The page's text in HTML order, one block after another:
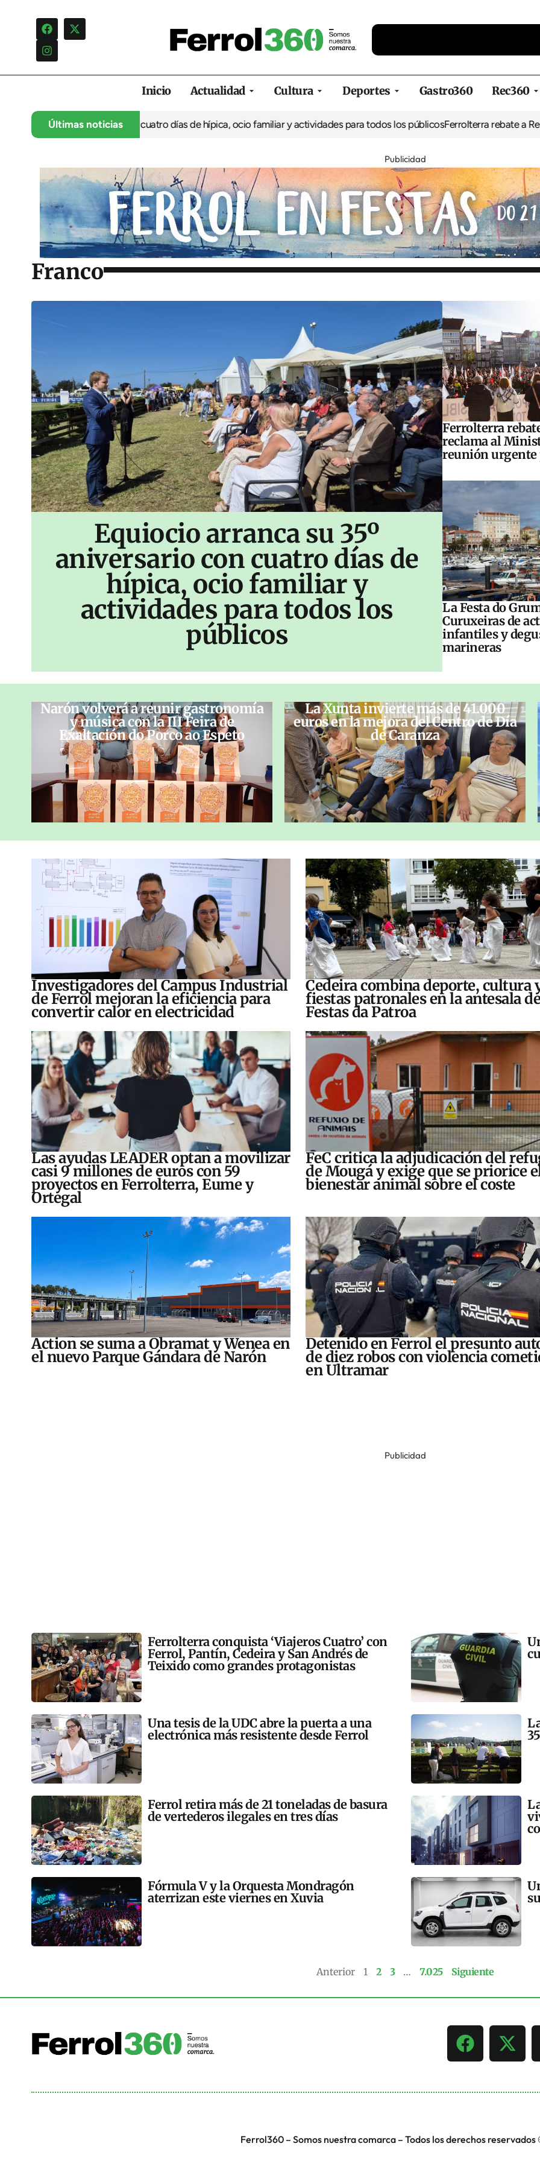
Inicio Actualidad Cultura Deportes Gastro360 Rec360
Últimas noticias
35º aniversario con cuatro días de hípica, ocio familiar y actividades para todos los públicosFerrolterra rebate a Renfe y
Publicidad
Franco
Equiocio arranca su 35º
aniversario con cuatro días de
hípica, ocio familiar y
actividades para todos los
públicos
Ferrolterra
reclama al
reunión urgente
La Festa do
Curuxeiras de
infantiles y
marineras
Narón volverá a reunir gastronomía
y música con la III Feira de
Exaltación do Porco ao Espeto
La Xunta invierte más de 41.000
euros en la mejora del Centro de Día
de Caranza
Investigadores del Campus Industrial
de Ferrol mejoran la eficiencia para
convertir calor en electricidad
Cedeira combina deporte, cultura
fiestas patronales en la antesala
Festas da Patroa
Las ayudas LEADER optan a movilizar
casi 9 millones de euros con 59
proyectos en Ferrolterra, Eume y
Ortegal
FeC critica la adjudicación del
de Mougá y exige que se priorice
bienestar animal sobre el coste
Action se suma a Obramat y Wenea en
el nuevo Parque Gándara de Narón
Detenido en Ferrol el presunto
de diez robos con violencia
en Ultramar
Publicidad
Ferrolterra conquista ‘Viajeros Cuatro’ con
Ferrol, Pantín, Cedeira y San Andrés de
Teixido como grandes protagonistas
Una tesis de la UDC abre la puerta a una
electrónica más resistente desde Ferrol
Ferrol retira más de 21 toneladas de basura
de vertederos ilegales en tres días
Fórmula V y la Orquesta Mondragón
aterrizan este viernes en Xuvia
Anterior 1 2 3 … 7.025 Siguiente
Ferrol360 – Somos nuestra comarca – Todos los derechos